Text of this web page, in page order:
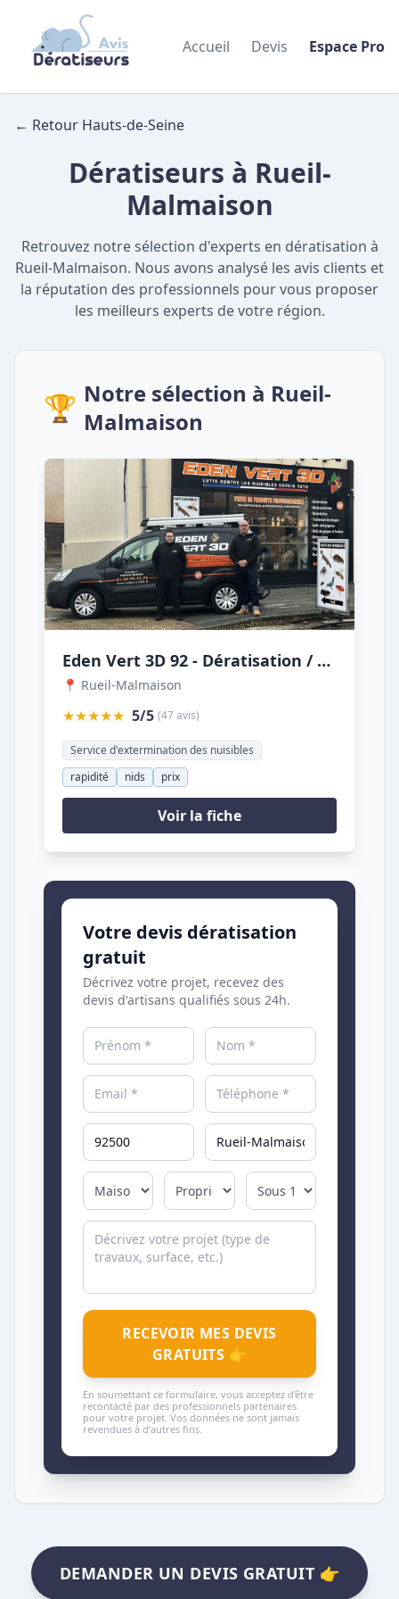
Accueil Devis Espace Pro
← Retour Hauts-de-Seine
Dératiseurs à Rueil-
Malmaison
Retrouvez notre sélection d'experts en dératisation à
Rueil-Malmaison. Nous avons analysé les avis clients et
la réputation des professionnels pour vous proposer
les meilleurs experts de votre région.
🏆 Notre sélection à Rueil-
Malmaison
Eden Vert 3D 92 - Dératisation / Désinsectisation / Désinfection
📍 Rueil-Malmaison
★★★★★ 5/5 (47 avis)
Service d'extermination des nuisibles
rapidité
nids prix
Voir la fiche
Votre devis dératisation
gratuit
Décrivez votre projet, recevez des
devis d'artisans qualifiés sous 24h.
RECEVOIR MES DEVIS
GRATUITS 👉
En soumettant ce formulaire, vous acceptez d'être
recontacté par des professionnels partenaires
pour votre projet. Vos données ne sont jamais
revendues à d'autres fins.
DEMANDER UN DEVIS GRATUIT 👉